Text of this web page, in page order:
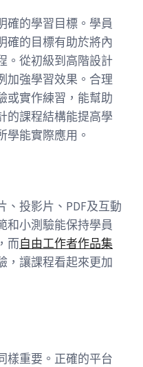
確的學習目標。學員
確的目標有助於將內
。從初級到高階設計
加強學習效果。合理
或實作練習，能幫助
的課程結構能提高學
學能實際應用。
、投影片、PDF及互動
和小測驗能保持學員
而自由工作者作品集
，讓課程看起來更加
樣重要。正確的平台